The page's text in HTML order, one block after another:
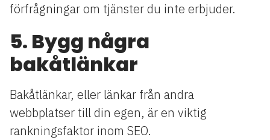
förfrågningar om tjänster du inte erbjuder.
5. Bygg några
bakåtlänkar
Bakåtlänkar, eller länkar från andra
webbplatser till din egen, är en viktig
rankningsfaktor inom SEO.